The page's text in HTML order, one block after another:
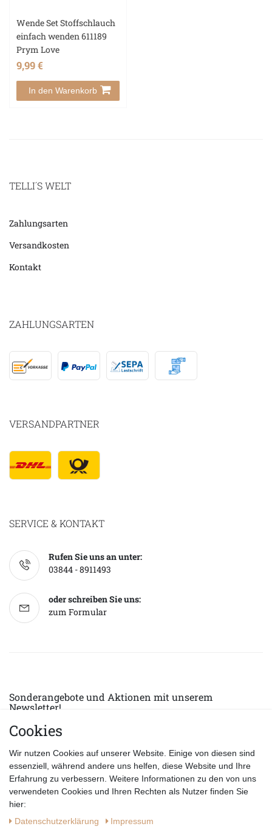
Wende Set Stoffschlauch
einfach wenden 611189
Prym Love
9,99 €
In den Warenkorb
TELLI´S WELT
Zahlungsarten
Versandkosten
Kontakt
ZAHLUNGSARTEN
VERSANDPARTNER
SERVICE & KONTAKT
Rufen Sie uns an unter:
03844 - 8911493
oder schreiben Sie uns:
zum Formular
Sonderangebote und Aktionen mit unserem
Newsletter!
E-MAIL *
Datenschutzerklärung
Cookies
Wir nutzen Cookies auf unserer Website. Einige von diesen sind
essenziell, während andere uns helfen, diese Website und Ihre
Erfahrung zu verbessern. Weitere Informationen zu den von uns
verwendeten Cookies und Ihren Rechten als Nutzer finden Sie
hier:
Daten­schutz­erklärung
Impressum